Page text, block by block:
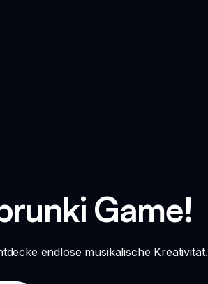
Game!
endlose musikalische Kreativität.